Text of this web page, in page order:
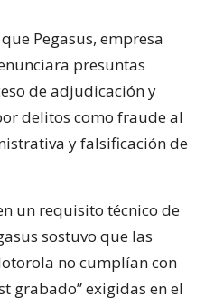
Pegasus, empresa
presuntas
de adjudicación y
delitos como fraude al
y falsificación de
un requisito técnico de
sostuvo que las
no cumplían con
grabado” exigidas en el